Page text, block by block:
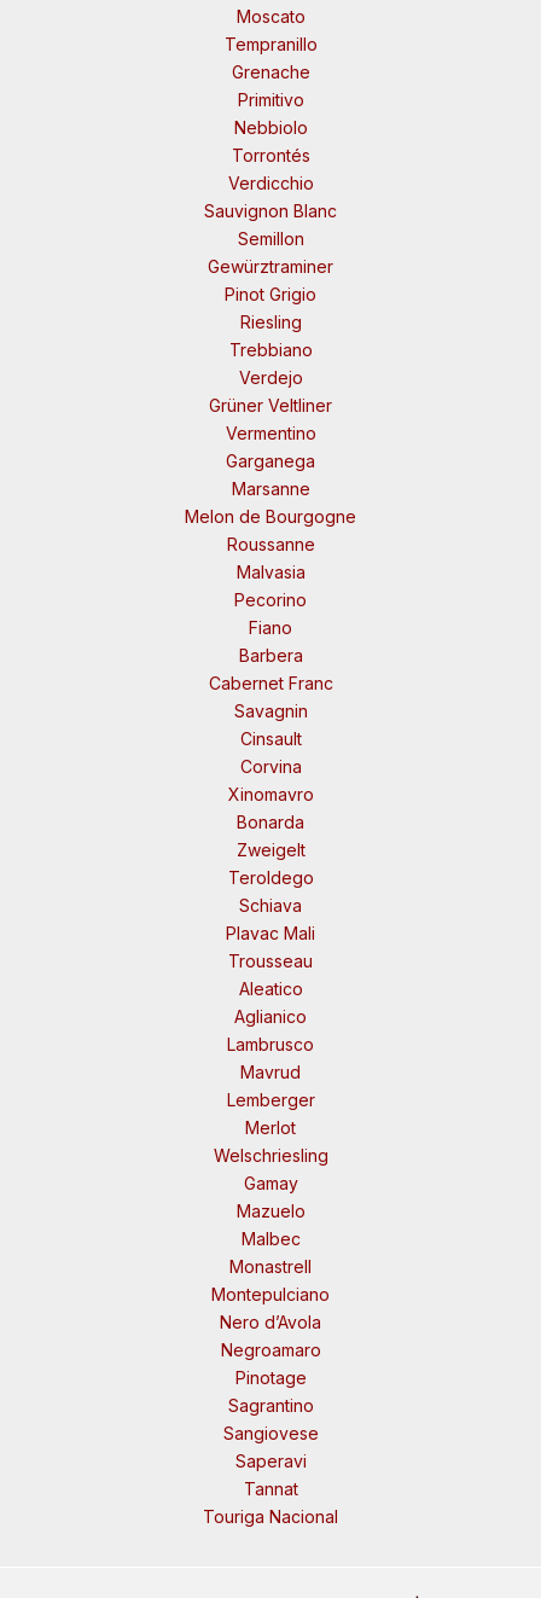
Moscato
Tempranillo
Grenache
Primitivo
Nebbiolo
Torrontés
Verdicchio
Sauvignon Blanc
Semillon
Gewürztraminer
Pinot Grigio
Riesling
Trebbiano
Verdejo
Grüner Veltliner
Vermentino
Garganega
Marsanne
Melon de Bourgogne
Roussanne
Malvasia
Pecorino
Fiano
Barbera
Cabernet Franc
Savagnin
Cinsault
Corvina
Xinomavro
Bonarda
Zweigelt
Teroldego
Schiava
Plavac Mali
Trousseau
Aleatico
Aglianico
Lambrusco
Mavrud
Lemberger
Merlot
Welschriesling
Gamay
Mazuelo
Malbec
Monastrell
Montepulciano
Nero d’Avola
Negroamaro
Pinotage
Sagrantino
Sangiovese
Saperavi
Tannat
Touriga Nacional